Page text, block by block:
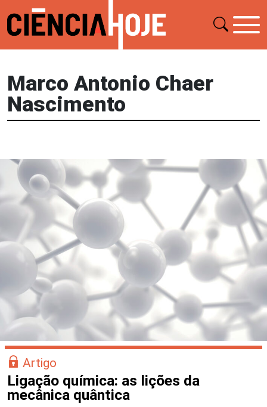
Marco Antonio Chaer
Nascimento
Artigo
Ligação química: as lições da
mecânica quântica